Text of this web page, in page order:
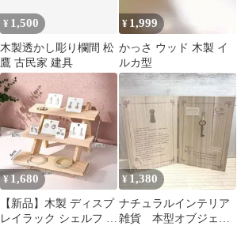
¥ 1,500
木製透かし彫り欄間 松
鷹 古民家 建具
¥ 1,999
かっさ ウッド 木製 イ
ルカ型
¥ 1,680
【新品】木製 ディスプ
レイラック シェルフ 収
¥ 1,380
ナチュラルインテリア
雑貨 本型オブジェ